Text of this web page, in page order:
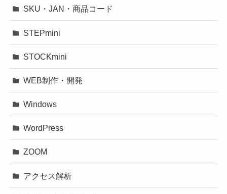
SKU・JAN・商品コード
STEPmini
STOCKmini
WEB制作・開発
Windows
WordPress
ZOOM
アクセス解析